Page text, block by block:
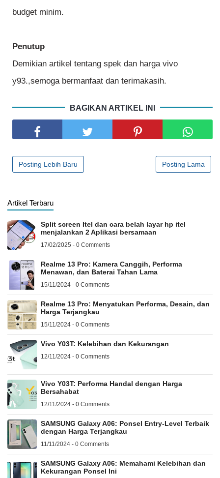
budget minim.
Penutup
Demikian artikel tentang spek dan harga vivo
y93.,semoga bermanfaat dan terimakasih.
BAGIKAN ARTIKEL INI
Posting Lebih Baru Posting Lama
Artikel Terbaru
Split screen Itel dan cara belah layar hp itel
menjalankan 2 Aplikasi bersamaan
17/02/2025 - 0 Comments
Realme 13 Pro: Kamera Canggih, Performa
Menawan, dan Baterai Tahan Lama
15/11/2024 - 0 Comments
Realme 13 Pro: Menyatukan Performa, Desain, dan
Harga Terjangkau
15/11/2024 - 0 Comments
Vivo Y03T: Kelebihan dan Kekurangan
12/11/2024 - 0 Comments
Vivo Y03T: Performa Handal dengan Harga
Bersahabat
12/11/2024 - 0 Comments
SAMSUNG Galaxy A06: Ponsel Entry-Level Terbaik
dengan Harga Terjangkau
11/11/2024 - 0 Comments
SAMSUNG Galaxy A06: Memahami Kelebihan dan
Kekurangan Ponsel Ini